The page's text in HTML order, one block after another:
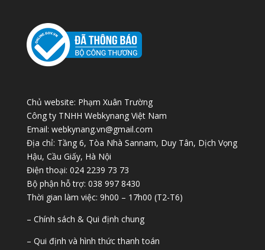
Chủ website: Phạm Xuân Trường
Công ty TNHH Webkynang Việt Nam
Email: webkynang.vn@gmail.com
Địa chỉ: Tầng 6, Tòa Nhà Sannam, Duy Tân, Dịch Vọng
Hậu, Cầu Giấy, Hà Nội
Điện thoại: 024 2239 73 73
Bộ phận hỗ trợ: 038 997 8430
Thời gian làm việc: 9h00 – 17h00 (T2-T6)
– Chính sách & Qui định chung
– Qui định và hình thức thanh toán